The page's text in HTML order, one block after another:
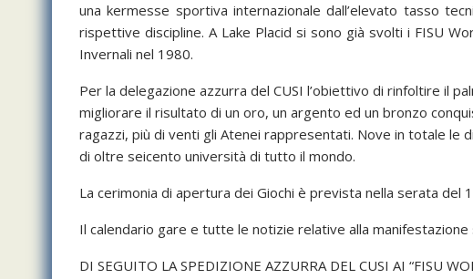
una kermesse sportiva internazionale dall’elevato tasso
rispettive discipline. A Lake Placid si sono già svolti i FISU
Invernali nel 1980.
Per la delegazione azzurra del CUSI l’obiettivo di rinfoltire il
migliorare il risultato di un oro, un argento ed un bronzo
ragazzi, più di venti gli Atenei rappresentati. Nove in totale le
di oltre seicento università di tutto il mondo.
La cerimonia di apertura dei Giochi è prevista nella serata del
Il calendario gare e tutte le notizie relative alla manifestazione
DI SEGUITO LA SPEDIZIONE AZZURRA DEL CUSI AI “FISU